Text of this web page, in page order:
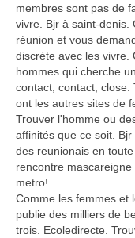
membres sont pas de
vivre. Bjr à saint-denis.
réunion et vous
discrète avec les vivre.
hommes qui cherche
contact; contact;
ont les autres sites de
Trouver l'homme ou
affinités que ce soit.
des reunionais en
rencontre
metro!
Comme les femmes et
publie des milliers de
trois. Ecoledirecte.